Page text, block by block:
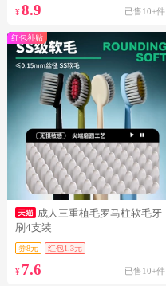
¥ 8.9 已售10+件
红包补贴
成人三重植毛罗马柱软毛牙
刷4支装
券8元 红包1.3元
¥ 7.6 已售10+件